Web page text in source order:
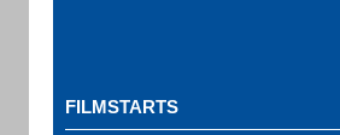
FILMSTARTS